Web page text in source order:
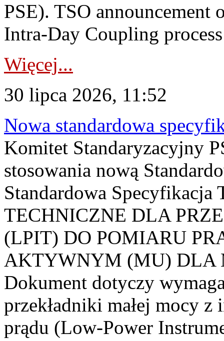
PSE). TSO announcement
Intra-Day Coupling
Więcej...
30 lipca 2026, 11:52
Nowa standardowa
Komitet Standaryzacyjny
stosowania nową
Standardowa
TECHNICZNE DLA
(LPIT) DO POMIARU
AKTYWNYM (MU) DLA
Dokument dotyczy
przekładniki małej mocy
prądu (Low-Power